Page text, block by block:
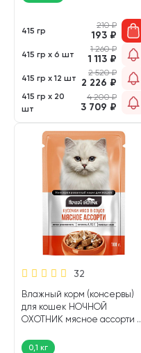
415 гр
210₽
193 ₽
415 гр х 6 шт
1 260₽
1 113 ₽
415 гр х 12 шт
2 520₽
2 226 ₽
415 гр х 20
шт
4 200₽
3 709 ₽
32
Влажный корм (консервы)
для кошек НОЧНОЙ
ОХОТНИК мясное ассорти в
0,1 кг